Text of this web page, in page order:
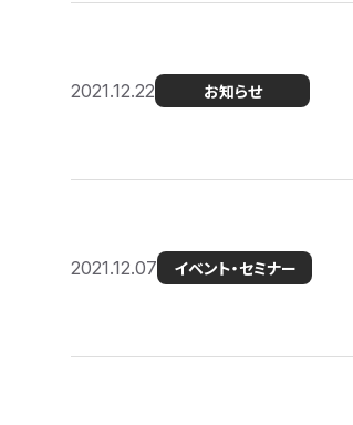
2021.12.22 お知らせ
2021.12.07 イベント・セミナー